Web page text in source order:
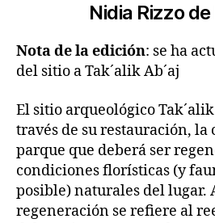
Nidia Rizzo
Nota de la edición: se ha
del sitio a Tak´alik Ab´aj
El sitio arqueológico
través de su restauración, la
parque que deberá ser
condiciones florísticas (y
posible) naturales del lugar.
regeneración se refiere al